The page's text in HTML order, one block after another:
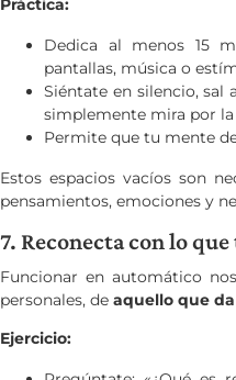
Dedica al menos 15
pantallas, música o
Siéntate en silencio, sal
simplemente mira por la
Permite que tu mente
Estos espacios vacíos son
pensamientos, emociones y
7. Reconecta con lo
Funcionar en automático
personales, de aquello que
Ejercicio: